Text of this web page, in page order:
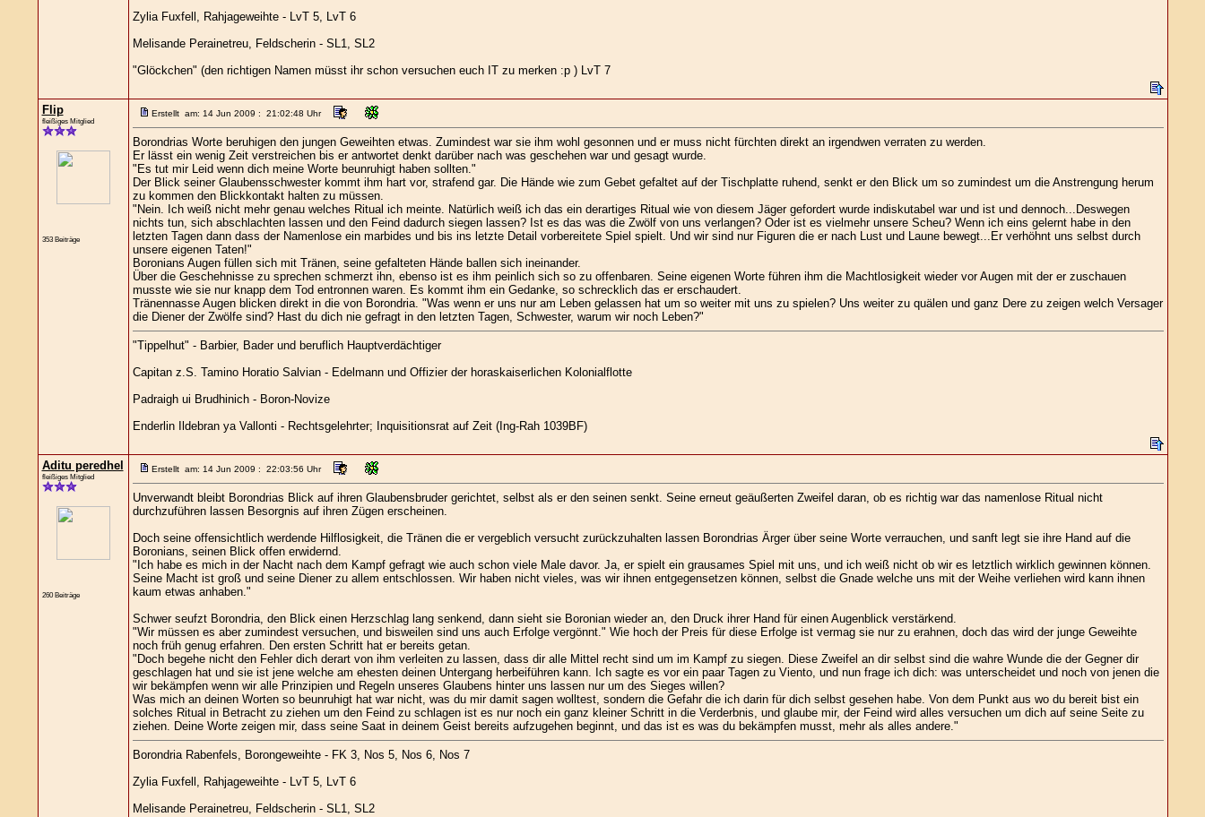
Zylia Fuxfell, Rahjageweihte - LvT 5, LvT 6
Melisande Perainetreu, Feldscherin - SL1, SL2
"Glöckchen" (den richtigen Namen müsst ihr schon versuchen euch IT zu merken :p ) LvT 7
Flip
fleißiges Mitglied
353 Beiträge
Erstellt am: 14 Jun 2009 : 21:02:48 Uhr
Borondrias Worte beruhigen den jungen Geweihten etwas. Zumindest war sie ihm wohl gesonnen und er muss nicht fürchten direkt an irgendwen verraten zu werden.
Er lässt ein wenig Zeit verstreichen bis er antwortet denkt darüber nach was geschehen war und gesagt wurde.
"Es tut mir Leid wenn dich meine Worte beunruhigt haben sollten."
Der Blick seiner Glaubensschwester kommt ihm hart vor, strafend gar. Die Hände wie zum Gebet gefaltet auf der Tischplatte ruhend, senkt er den Blick um so zumindest um die Anstrengung herum
zu kommen den Blickkontakt halten zu müssen.
"Nein. Ich weiß nicht mehr genau welches Ritual ich meinte. Natürlich weiß ich das ein derartiges Ritual wie von diesem Jäger gefordert wurde indiskutabel war und ist und dennoch...Deswegen
nichts tun, sich abschlachten lassen und den Feind dadurch siegen lassen? Ist es das was die Zwölf von uns verlangen? Oder ist es vielmehr unsere Scheu? Wenn ich eins gelernt habe in den
letzten Tagen dann dass der Namenlose ein marbides und bis ins letzte Detail vorbereitete Spiel spielt. Und wir sind nur Figuren die er nach Lust und Laune bewegt...Er verhöhnt uns selbst durch
unsere eigenen Taten!"
Boronians Augen füllen sich mit Tränen, seine gefalteten Hände ballen sich ineinander.
Über die Geschehnisse zu sprechen schmerzt ihn, ebenso ist es ihm peinlich sich so zu offenbaren. Seine eigenen Worte führen ihm die Machtlosigkeit wieder vor Augen mit der er zuschauen
musste wie sie nur knapp dem Tod entronnen waren. Es kommt ihm ein Gedanke, so schrecklich das er erschaudert.
Tränennasse Augen blicken direkt in die von Borondria. "Was wenn er uns nur am Leben gelassen hat um so weiter mit uns zu spielen? Uns weiter zu quälen und ganz Dere zu zeigen welch Versager
die Diener der Zwölfe sind? Hast du dich nie gefragt in den letzten Tagen, Schwester, warum wir noch Leben?"
"Tippelhut" - Barbier, Bader und beruflich Hauptverdächtiger
Capitan z.S. Tamino Horatio Salvian - Edelmann und Offizier der horaskaiserlichen Kolonialflotte
Padraigh ui Brudhinich - Boron-Novize
Enderlin Ildebran ya Vallonti - Rechtsgelehrter; Inquisitionsrat auf Zeit (Ing-Rah 1039BF)
Aditu peredhel
fleißiges Mitglied
260 Beiträge
Erstellt am: 14 Jun 2009 : 22:03:56 Uhr
Unverwandt bleibt Borondrias Blick auf ihren Glaubensbruder gerichtet, selbst als er den seinen senkt. Seine erneut geäußerten Zweifel daran, ob es richtig war das namenlose Ritual nicht
durchzuführen lassen Besorgnis auf ihren Zügen erscheinen.
Doch seine offensichtlich werdende Hilflosigkeit, die Tränen die er vergeblich versucht zurückzuhalten lassen Borondrias Ärger über seine Worte verrauchen, und sanft legt sie ihre Hand auf die
Boronians, seinen Blick offen erwidernd.
"Ich habe es mich in der Nacht nach dem Kampf gefragt wie auch schon viele Male davor. Ja, er spielt ein grausames Spiel mit uns, und ich weiß nicht ob wir es letztlich wirklich gewinnen können.
Seine Macht ist groß und seine Diener zu allem entschlossen. Wir haben nicht vieles, was wir ihnen entgegensetzen können, selbst die Gnade welche uns mit der Weihe verliehen wird kann ihnen
kaum etwas anhaben."
Schwer seufzt Borondria, den Blick einen Herzschlag lang senkend, dann sieht sie Boronian wieder an, den Druck ihrer Hand für einen Augenblick verstärkend.
"Wir müssen es aber zumindest versuchen, und bisweilen sind uns auch Erfolge vergönnt." Wie hoch der Preis für diese Erfolge ist vermag sie nur zu erahnen, doch das wird der junge Geweihte
noch früh genug erfahren. Den ersten Schritt hat er bereits getan.
"Doch begehe nicht den Fehler dich derart von ihm verleiten zu lassen, dass dir alle Mittel recht sind um im Kampf zu siegen. Diese Zweifel an dir selbst sind die wahre Wunde die der Gegner dir
geschlagen hat und sie ist jene welche am ehesten deinen Untergang herbeiführen kann. Ich sagte es vor ein paar Tagen zu Viento, und nun frage ich dich: was unterscheidet und noch von jenen die
wir bekämpfen wenn wir alle Prinzipien und Regeln unseres Glaubens hinter uns lassen nur um des Sieges willen?
Was mich an deinen Worten so beunruhigt hat war nicht, was du mir damit sagen wolltest, sondern die Gefahr die ich darin für dich selbst gesehen habe. Von dem Punkt aus wo du bereit bist ein
solches Ritual in Betracht zu ziehen um den Feind zu schlagen ist es nur noch ein ganz kleiner Schritt in die Verderbnis, und glaube mir, der Feind wird alles versuchen um dich auf seine Seite zu
ziehen. Deine Worte zeigen mir, dass seine Saat in deinem Geist bereits aufzugehen beginnt, und das ist es was du bekämpfen musst, mehr als alles andere."
Borondria Rabenfels, Borongeweihte - FK 3, Nos 5, Nos 6, Nos 7
Zylia Fuxfell, Rahjageweihte - LvT 5, LvT 6
Melisande Perainetreu, Feldscherin - SL1, SL2